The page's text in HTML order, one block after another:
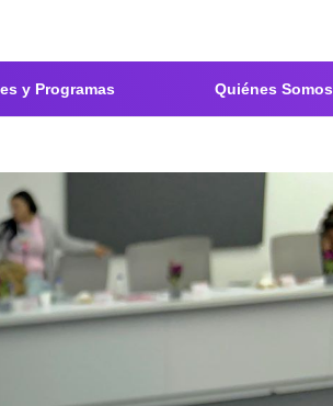
y Programas Quiénes Somos